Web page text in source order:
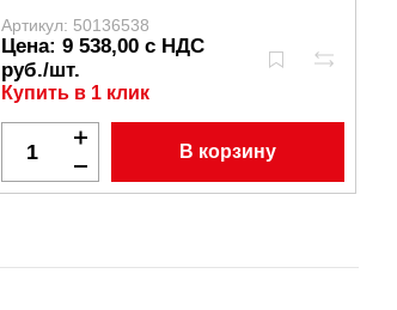
Артикул: 50136538
Цена: 9 538,00 с НДС
руб./шт.
Купить в 1 клик
В корзину